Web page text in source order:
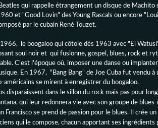
qui rappelle étrangement un disque de Machito
et "Good Lovin" des Young Rascals ou encore
par le cubain René Touzet.
le boogaloo qui côtoie dès 1963 avec "El
soul noir et qui fusionne, gospel, blues, rock et
C'est l'époque où, imposer une danse ou
En 1967, "Bang Bang" de Joe Cuba fut vendu
américains se mirent à enregistrer du boogaloo.
disparaissent dans le sillon du rock mais pas pour
qui leur redonnera vie avec son groupe de
Francisco se prend de passion pour le blues. Il crée
qui le compose, chacun apportant ses